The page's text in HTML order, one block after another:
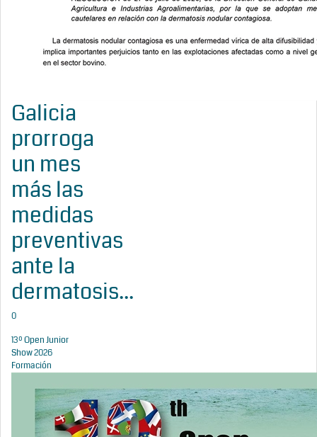
Galicia
prorroga
un mes
más las
medidas
preventivas
ante la
dermatosis...
0
13º Open Junior
Show 2026
Formación